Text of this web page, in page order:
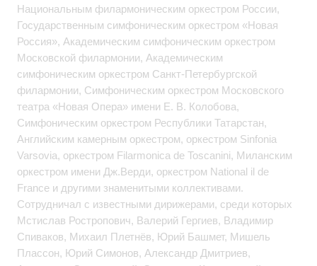
Национальным филармоническим оркестром России,
Государственным симфоническим оркестром «Новая
Россия», Академическим симфоническим оркестром
Московской филармонии, Академическим
симфоническим оркестром Санкт-Петербургской
филармонии, Симфоническим оркестром Московского
театра «Новая Опера» имени Е. В. Колобова,
Симфоническим оркестром Республики Татарстан,
Английским камерным оркестром, оркестром Sinfonia
Varsovia, оркестром Filarmonica de Toscanini, Миланским
оркестром имени Дж.Верди, оркестром National il de
France и другими знаменитыми коллективами.
Сотрудничал с известными дирижерами, среди которых
Мстислав Ростропович, Валерий Гергиев, Владимир
Спиваков, Михаил Плетнёв, Юрий Башмет, Мишель
Плассон, Юрий Симонов, Александр Дмитриев,